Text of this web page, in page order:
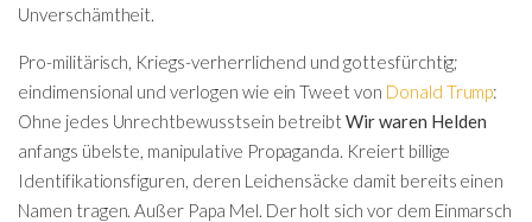
Unverschämtheit.
Pro-militärisch, Kriegs-verherrlichend und gottesfürchtig;
eindimensional und verlogen wie ein Tweet von Donald Trump:
Ohne jedes Unrechtbewusstsein betreibtWir waren Helden
anfangs übelste, manipulative Propaganda. Kreiert billige
Identifikationsfiguren, deren Leichensäcke damit bereits einen
Namen tragen. Außer Papa Mel. Der holt sich vor dem Einmarsch